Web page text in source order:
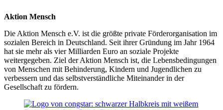
Aktion Mensch
Die Aktion Mensch e.V. ist die größte private Förderorganisation im
sozialen Bereich in Deutschland. Seit ihrer Gründung im Jahr 1964
hat sie mehr als vier Milliarden Euro an soziale Projekte
weitergegeben. Ziel der Aktion Mensch ist, die Lebensbedingungen
von Menschen mit Behinderung, Kindern und Jugendlichen zu
verbessern und das selbstverständliche Miteinander in der
Gesellschaft zu fördern.